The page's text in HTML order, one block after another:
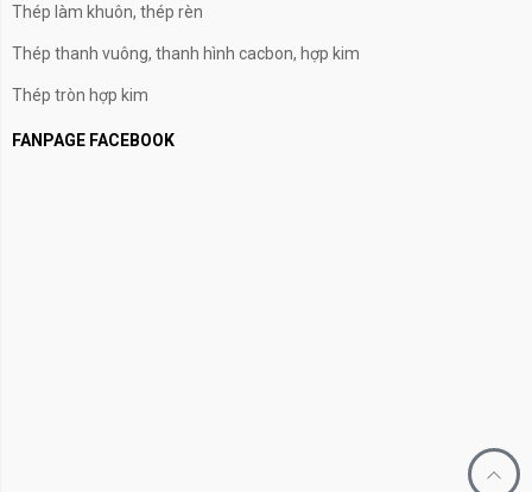
Thép làm khuôn, thép rèn
Thép thanh vuông, thanh hình cacbon, hợp kim
Thép tròn hợp kim
FANPAGE FACEBOOK